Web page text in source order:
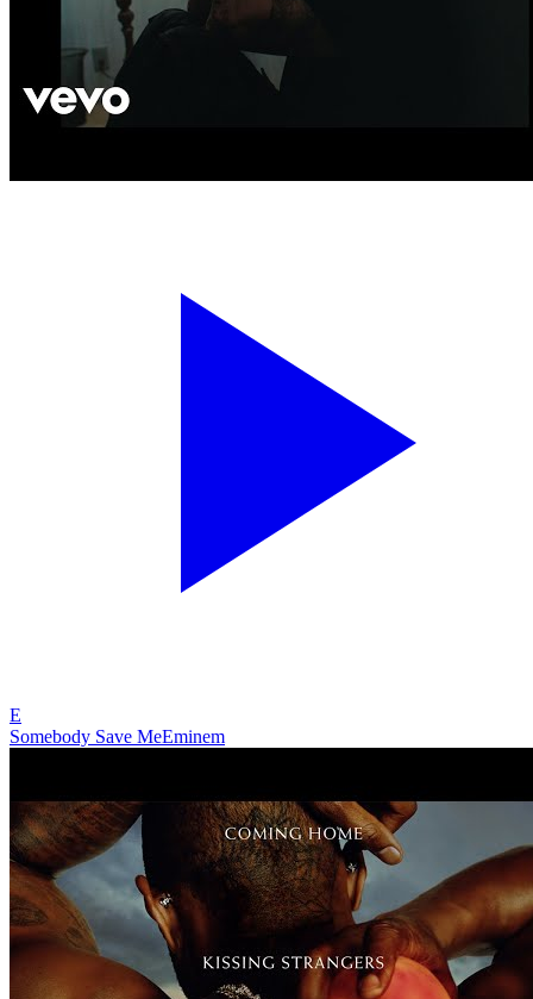
E
Somebody Save MeEminem